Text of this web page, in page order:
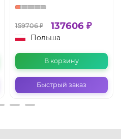
159706 ₽ 137606 ₽
Польша
В корзину
Быстрый заказ